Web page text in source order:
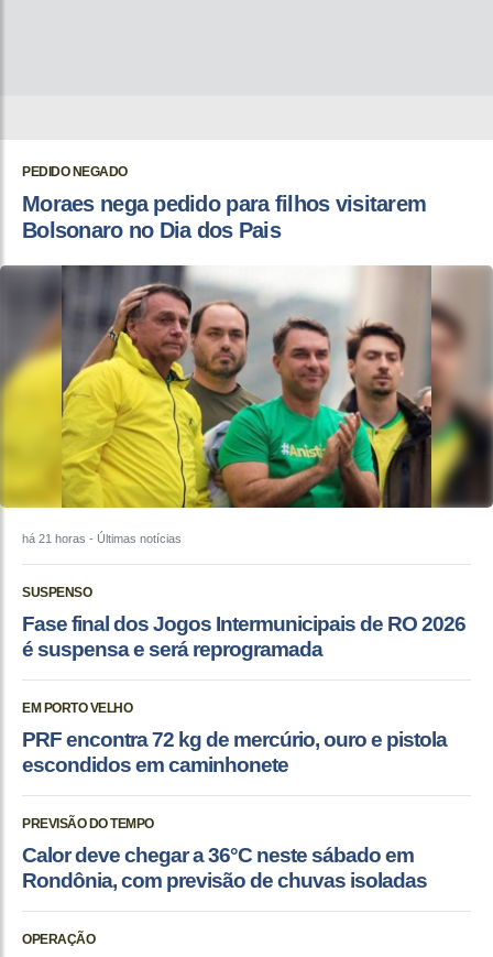
PEDIDO NEGADO
Moraes nega pedido para filhos visitarem
Bolsonaro no Dia dos Pais
há 21 horas - Últimas notícias
SUSPENSO
Fase final dos Jogos Intermunicipais de RO 2026
é suspensa e será reprogramada
EM PORTO VELHO
PRF encontra 72 kg de mercúrio, ouro e pistola
escondidos em caminhonete
PREVISÃO DO TEMPO
Calor deve chegar a 36°C neste sábado em
Rondônia, com previsão de chuvas isoladas
OPERAÇÃO